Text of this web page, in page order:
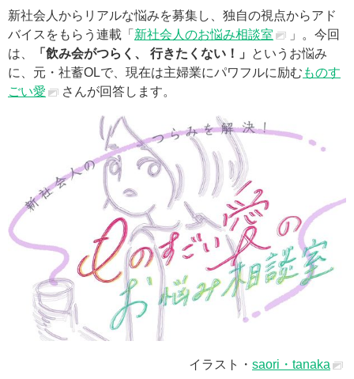
新社会人からリアルな悩みを募集し、独自の視点からアド
バイスをもらう連載「 新社会人のお悩み相談室
」。今回
は、
「飲み会がつらく、 行きたくない！」
というお悩み
に、元・社蓄OLで、現在は主婦業にパワフルに励む ものす
ごい愛
さんが回答します。
イラスト・ saori・tanaka